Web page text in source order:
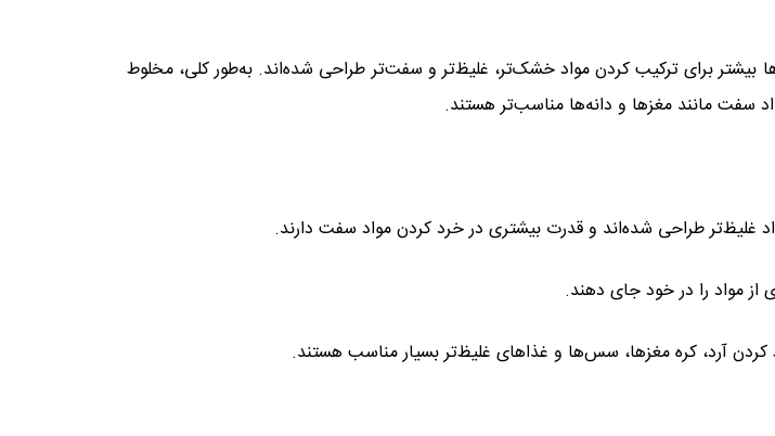
بیشتر برای ترکیب کردن مواد خشک‌تر، غلیظ‌تر و سفت‌تر طراحی شده‌اند. به‌طور کلی، مخلوط
سفت مانند مغزها و دانه‌ها مناسب‌تر هستند.
غلیظ‌تر طراحی شده‌اند و قدرت بیشتری در خرد کردن مواد سفت دارند.
مواد را در خود جای دهند.
آرد، کره مغزها، سس‌ها و غذاهای غلیظ‌تر بسیار مناسب هستند.